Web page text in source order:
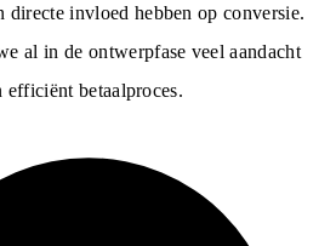
directe invloed hebben op conversie.
al in de ontwerpfase veel aandacht
efficiënt betaalproces.